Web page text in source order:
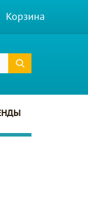
Корзина